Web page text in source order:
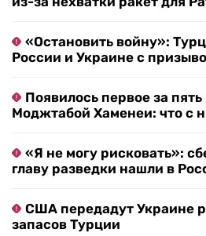
«Остановить войну»:
России и Украине с
Появилось первое за
Моджтабой Хаменеи: что с
«Я не могу рисковать»:
главу разведки нашли в
США передадут Украине
запасов Турции